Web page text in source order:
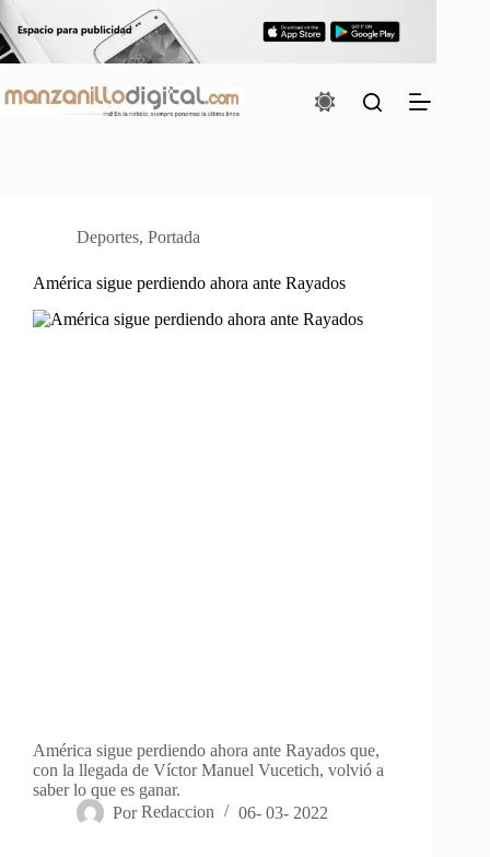
al
contenido
Deportes, Portada
América sigue perdiendo ahora ante Rayados
América sigue perdiendo ahora ante Rayados que,
con la llegada de Víctor Manuel Vucetich, volvió a
saber lo que es ganar.
Por Redaccion 06- 03- 2022